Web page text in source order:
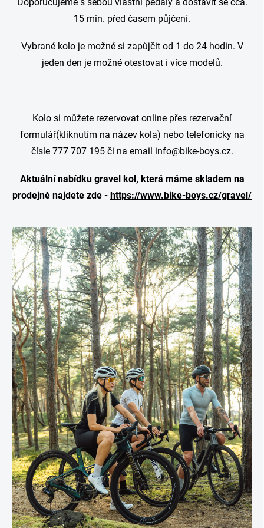
15 min. před časem půjčení.
Vybrané kolo je možné si zapůjčit od 1 do 24 hodin. V
jeden den je možné otestovat i více modelů.
Kolo si můžete rezervovat online přes rezervační
formulář(kliknutím na název kola) nebo telefonicky na
čísle 777 707 195 či na email info@bike-boys.cz.
Aktuální nabídku gravel kol, která máme skladem na
prodejně najdete zde - https://www.bike-boys.cz/gravel/